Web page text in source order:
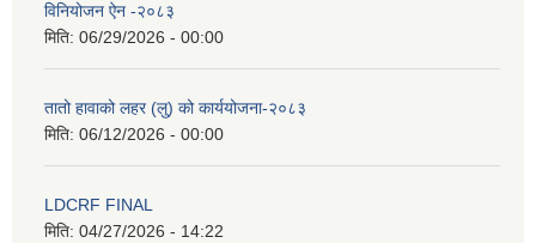
विनियोजन ऐन -२०८३
मिति: 06/29/2026 - 00:00
तातो हावाको लहर (लु) को कार्ययोजना-२०८३
मिति: 06/12/2026 - 00:00
LDCRF FINAL
मिति: 04/27/2026 - 14:22